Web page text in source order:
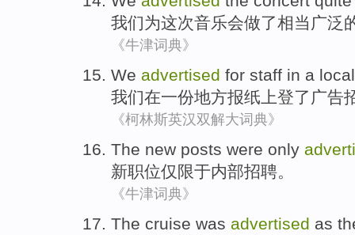
我们为这次音乐会做了相当 广泛
《牛津词典》
We advertised for staff in a local
我们在一份地方报纸上登了广告
《柯林斯英汉双解大词典》
The new posts were only
新职位仅限于内部招聘。
《牛津词典》
The cruise was advertised as